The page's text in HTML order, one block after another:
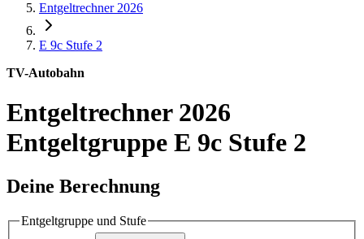
Entgeltrechner 2026
E 9c Stufe 2
TV-Autobahn
Entgeltrechner 2026
Entgeltgruppe E 9c Stufe 2
Deine Berechnung
Entgeltgruppe und Stufe